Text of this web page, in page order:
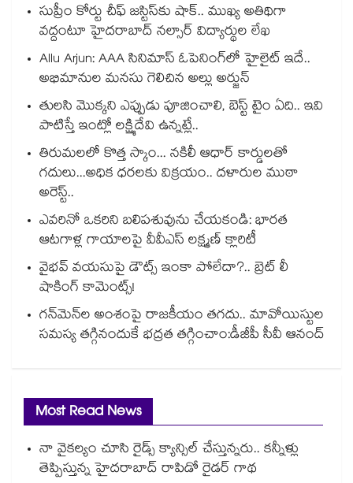
సుప్రీం కోర్టు చీఫ్ జస్టిస్⁭కు షాక్.. ముఖ్య అతిథిగా
వద్దంటూ హైదరాబాద్ నల్సార్ విద్యార్థుల లేఖ
Allu Arjun: AAA సినిమాస్ ఓపెనింగ్‌లో హైలైట్ ఇదే..
అభిమానుల మనసు గెలిచిన అల్లు అర్జున్
తులసి మొక్కని ఎప్పుడు పూజించాలి, బెస్ట్ టైం ఏది.. ఇవి
పాటిస్తే ఇంట్లో లక్ష్మిదేవి ఉన్నట్లే..
తిరుమలలో కొత్త స్కాం... నకిలీ ఆధార్ కార్డులతో
గదులు...అధిక ధరలకు విక్రయం.. దళారుల ముఠా
అరెస్ట్..
ఎవరినో ఒకరిని బలిపశువును చేయకండి: భారత
ఆటగాళ్ల గాయాలపై వీవీఎస్ లక్ష్మణ్ క్లారిటీ
వైభవ్ వయసుపై డౌట్స్ ఇంకా పోలేదా?.. బ్రెట్ లీ
షాకింగ్ కామెంట్స్!
గన్⁭మెన్⁭ల అంశంపై రాజకీయం తగదు.. మావోయిస్టుల
సమస్య తగ్గినందుకే భద్రత తగ్గించాం:డీజీపీ సీవీ ఆనంద్
Most Read News
నా వైకల్యం చూసి రైడ్స్ క్యాన్సిల్ చేస్తున్నరు.. కన్నీళ్లు
తెప్పిస్తున్న హైదరాబాద్ రాపిడో రైడర్ గాథ